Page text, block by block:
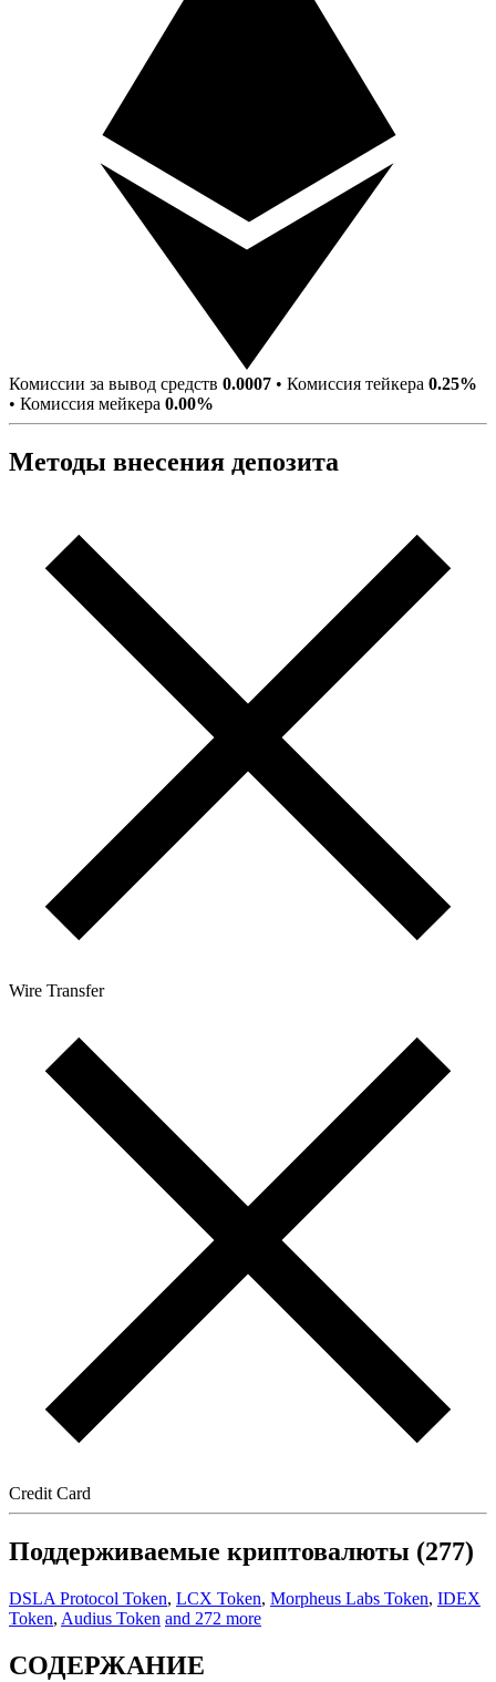
Комиссии за вывод средств 0.0007 • Комиссия тейкера 0.25%
• Комиссия мейкера 0.00%
Методы внесения депозита
Wire Transfer
Credit Card
Поддерживаемые криптовалюты (277)
DSLA Protocol Token, LCX Token, Morpheus Labs Token, IDEX
Token, Audius Token and 272 more
СОДЕРЖАНИЕ